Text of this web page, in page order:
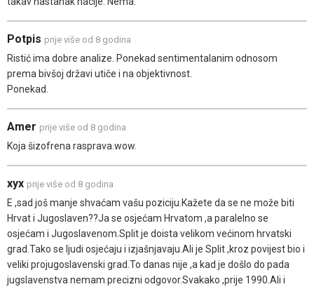
Potpis prije više od 8 godina
Ristić ima dobre analize. Ponekad sentimentalanim odnosom
prema bivšoj državi utiče i na objektivnost.
Ponekad.
Amer prije više od 8 godina
Koja šizofrena rasprava.wow.
xyx prije više od 8 godina
E ,sad još manje shvaćam vašu poziciju.Kažete da se ne može biti
Hrvat i Jugoslaven??Ja se osjećam Hrvatom ,a paralelno se
osjećam i Jugoslavenom.Split je doista velikom većinom hrvatski
grad.Tako se ljudi osjećaju i izjašnjavaju.Ali je Split ,kroz povijest bio i
veliki projugoslavenski grad.To danas nije ,a kad je došlo do pada
jugslavenstva nemam precizni odgovor.Svakako ,prije 1990.Ali i